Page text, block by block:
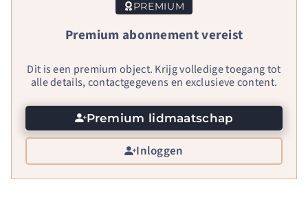
PREMIUM
Premium abonnement vereist
Dit is een premium object. Krijg volledige toegang tot
alle details, contactgegevens en exclusieve content.
Premium lidmaatschap
Inloggen